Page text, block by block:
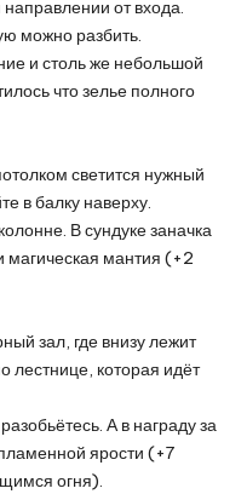
от входа.
можно разбить.
и столь же небольшой
что зелье полного
светится нужный
в балку наверху.
В сундуке заначка
магическая мантия (+2
зал, где внизу лежит
лестнице, которая идёт
А в награду за
ярости (+7
огня).